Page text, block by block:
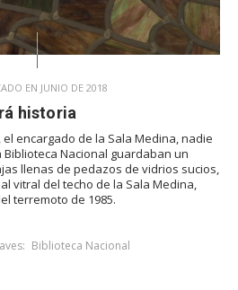
EN JUNIO DE 2018
historia
encargado de la Sala Medina, nadie
Nacional guardaban un
llenas de pedazos de vidrios sucios,
vitral del techo de la Sala Medina,
terremoto de 1985.
Biblioteca Nacional